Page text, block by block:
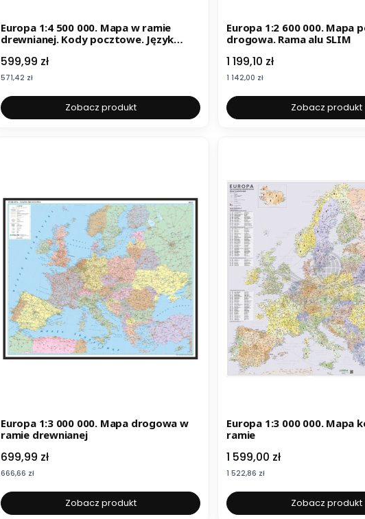
Europa 1:4 500 000. Mapa w ramie
drewnianej. Kody pocztowe. Język
Cena
599,99 zł
Cena
571,42 zł
Zobacz produkt
Europa 1:2 600 000. Mapa
drogowa. Rama alu SLIM
Cena
1 199,10 zł
Cena
1 142,00 zł
Zobacz produkt
Europa 1:3 000 000. Mapa drogowa w
ramie drewnianej
Cena
699,99 zł
Cena
666,66 zł
Zobacz produkt
Europa 1:3 000 000. Mapa
ramie
Cena
1 599,00 zł
Cena
1 522,86 zł
Zobacz produkt